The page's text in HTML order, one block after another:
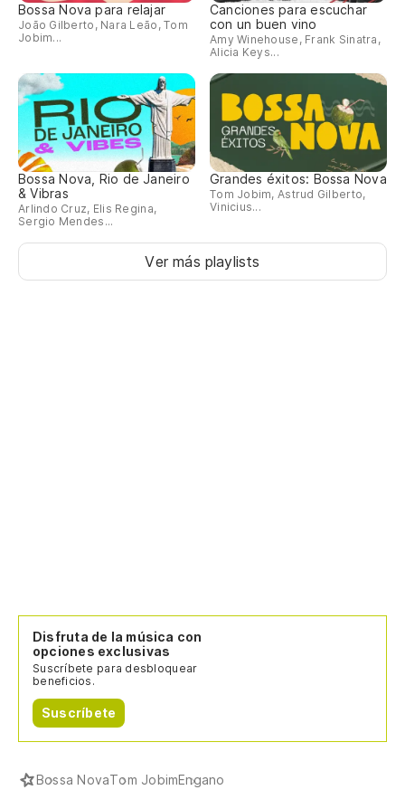
Bossa Nova para relajar
João Gilberto, Nara Leão, Tom
Jobim...
Canciones para escuchar
con un buen vino
Amy Winehouse, Frank Sinatra,
Alicia Keys...
Bossa Nova, Rio de Janeiro
& Vibras
Arlindo Cruz, Elis Regina,
Sergio Mendes...
Grandes éxitos: Bossa Nova
Tom Jobim, Astrud Gilberto,
Vinicius...
Ver más playlists
Disfruta de la música con
opciones exclusivas
Suscríbete para desbloquear
beneficios.
Suscríbete
Bossa NovaTom JobimEngano